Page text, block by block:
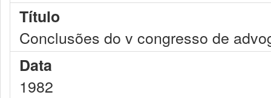
Título
Conclusões do v congresso de
Data
1982